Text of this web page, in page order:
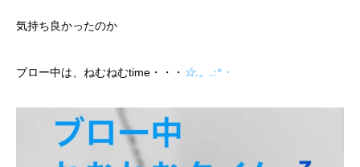
気持ち良かったのか
ブロー中は、ねむねむtime・・・ ☆.。.:*・